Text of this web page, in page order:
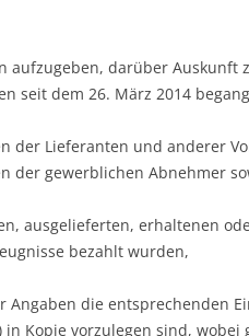
aufzugeben, darüber
seit dem 26. März 2014
der Lieferanten und anderer
der gewerblichen Abnehmer
ausgelieferten, erhaltenen
bezahlt wurden,
Angaben die entsprechenden
in Kopie vorzulegen sind,